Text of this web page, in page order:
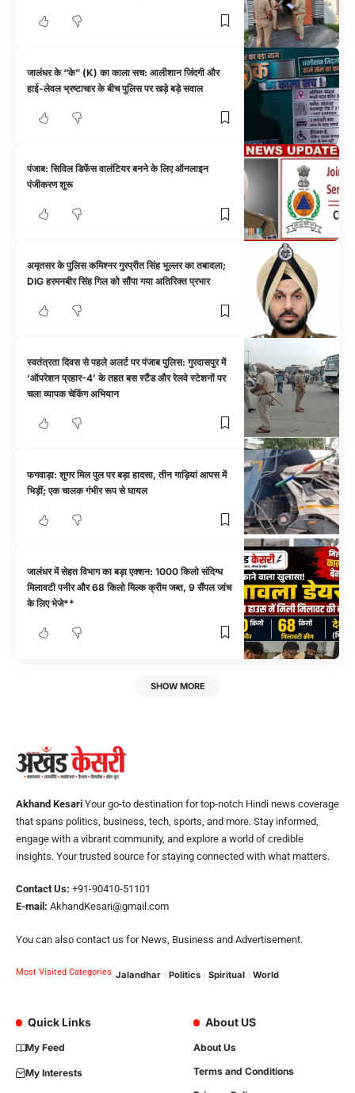
जालंधर के “के” (K) का काला सच: आलीशान जिंदगी और
हाई-लेवल भ्रष्टाचार के बीच पुलिस पर खड़े बड़े सवाल
पंजाब: सिविल डिफेंस वालंटियर बनने के लिए ऑनलाइन
पंजीकरण शुरू
अमृतसर के पुलिस कमिश्नर गुरप्रीत सिंह भुल्लर का तबादला;
DIG हरमनबीर सिंह गिल को सौंपा गया अतिरिक्त प्रभार
स्वतंत्रता दिवस से पहले अलर्ट पर पंजाब पुलिस: गुरदासपुर में
‘ऑपरेशन प्रहार-4’ के तहत बस स्टैंड और रेलवे स्टेशनों पर
चला व्यापक चेकिंग अभियान
फगवाड़ा: शुगर मिल पुल पर बड़ा हादसा, तीन गाड़ियां आपस में
भिड़ीं; एक चालक गंभीर रूप से घायल
जालंधर में सेहत विभाग का बड़ा एक्शन: 1000 किलो संदिग्ध
मिलावटी पनीर और 68 किलो मिल्क क्रीम जब्त, 9 सैंपल जांच
के लिए भेजे**
SHOW MORE
Akhand Kesari Your go-to destination for top-notch Hindi news coverage
that spans politics, business, tech, sports, and more. Stay informed,
engage with a vibrant community, and explore a world of credible
insights. Your trusted source for staying connected with what matters.
Contact Us: +91-90410-51101
E-mail: AkhandKesari@gmail.com
You can also contact us for News, Business and Advertisement.
Most Visited Categories Jalandhar Politics Spiritual World
Quick Links
My Feed
My Interests
About US
About Us
Terms and Conditions